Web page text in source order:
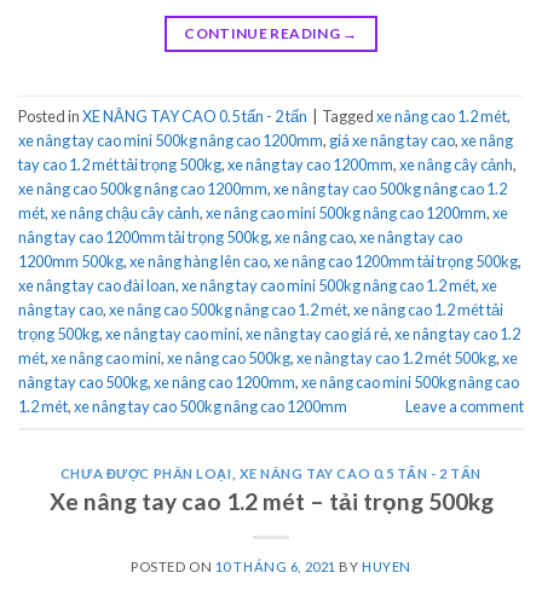
CONTINUE READING →
Posted inXE NÂNG TAY CAO 0.5 tấn - 2 tấn Taggedxe nâng cao 1.2 mét,
xe nâng tay cao mini 500kg nâng cao 1200mm, giá xe nâng tay cao,xe nâng
tay cao 1.2 mét tải trọng 500kg,xe nâng tay cao 1200mm,xe nâng cây cảnh,
xe nâng cao 500kg nâng cao 1200mm,xe nâng tay cao 500kg nâng cao 1.2
mét,xe nâng chậu cây cảnh,xe nâng cao mini 500kg nâng cao 1200mm,xe
nâng tay cao 1200mm tải trọng 500kg,xe nâng cao,xe nâng tay cao
1200mm 500kg,xe nâng hàng lên cao,xe nâng cao 1200mm tải trọng 500kg,
xe nâng tay cao đài loan,xe nâng tay cao mini 500kg nâng cao 1.2 mét,xe
nâng tay cao,xe nâng cao 500kg nâng cao 1.2 mét,xe nâng cao 1.2 mét tải
trọng 500kg,xe nâng tay cao mini,xe nâng tay cao giá rẻ,xe nâng tay cao 1.2
mét,xe nâng cao mini,xe nâng cao 500kg,xe nâng tay cao 1.2 mét 500kg,xe
nâng tay cao 500kg,xe nâng cao 1200mm,xe nâng cao mini 500kg nâng cao
1.2 mét,xe nâng tay cao 500kg nâng cao 1200mm Leave a comment
CHƯA ĐƯỢC PHÂN LOẠI XE NÂNG TAY CAO 0.5 TẤN - 2 TẤN
Xe nâng tay cao 1.2 mét – tải trọng 500kg
POSTED ON 10 THÁNG 6, 2021 BY HUYEN